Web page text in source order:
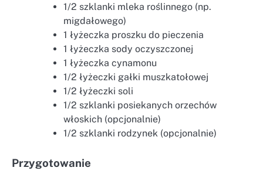
1/2 szklanki mleka roślinnego (np.
migdałowego)
1 łyżeczka proszku do pieczenia
1 łyżeczka sody oczyszczonej
1 łyżeczka cynamonu
1/2 łyżeczki gałki muszkatołowej
1/2 łyżeczki soli
1/2 szklanki posiekanych orzechów
włoskich (opcjonalnie)
1/2 szklanki rodzynek (opcjonalnie)
Przygotowanie